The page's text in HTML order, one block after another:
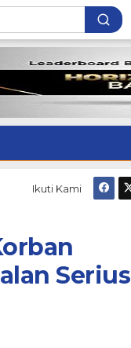
Ikuti Kami
Serius